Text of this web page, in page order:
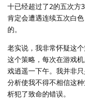
十已经超过了2的五次方
肯定会遭遇连续五次白
的。
老实说，我非常怀疑这
这个策略，每次在游戏
戏逍遥一下午。我并非
分析使我不得不相信这
析犯了致命的错误。